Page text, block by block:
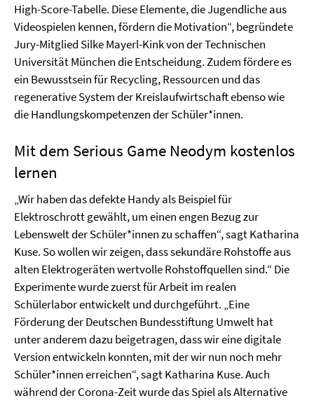
High-Score-Tabelle. Diese Elemente, die Jugendliche aus
Videospielen kennen, fördern die Motivation“, begründete
Jury-Mitglied Silke Mayerl-Kink von der Technischen
Universität München die Entscheidung. Zudem fördere es
ein Bewusstsein für Recycling, Ressourcen und das
regenerative System der Kreislaufwirtschaft ebenso wie
die Handlungskompetenzen der Schüler*innen.
Mit dem Serious Game Neodym kostenlos
lernen
„Wir haben das defekte Handy als Beispiel für
Elektroschrott gewählt, um einen engen Bezug zur
Lebenswelt der Schüler*innen zu schaffen“, sagt Katharina
Kuse. So wollen wir zeigen, dass sekundäre Rohstoffe aus
alten Elektrogeräten wertvolle Rohstoffquellen sind.“ Die
Experimente wurde zuerst für Arbeit im realen
Schülerlabor entwickelt und durchgeführt. „Eine
Förderung der Deutschen Bundesstiftung Umwelt hat
unter anderem dazu beigetragen, dass wir eine digitale
Version entwickeln konnten, mit der wir nun noch mehr
Schüler*innen erreichen“, sagt Katharina Kuse. Auch
während der Corona-Zeit wurde das Spiel als Alternative